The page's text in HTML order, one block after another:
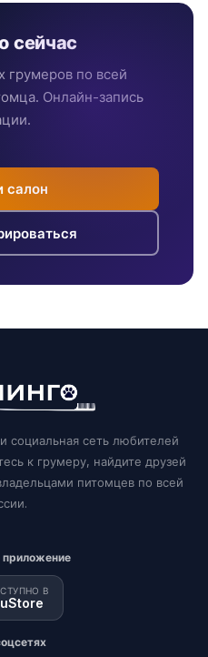
сейчас
грумеров по всей
Онлайн-запись
салон
социальная сеть любителей
к грумеру, найдите друзей
питомцев по всей
В